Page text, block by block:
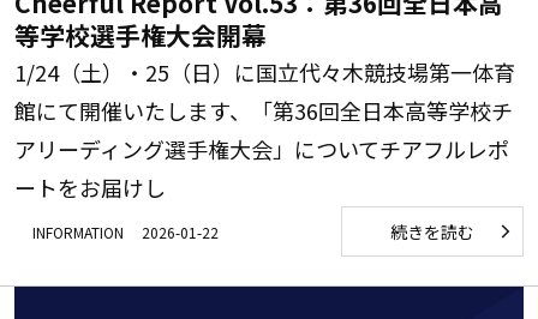
等学校選手権大会開幕
1/24（土）・25（日）に国立代々木競技場第一体育
館にて開催いたします、「第36回全日本高等学校チ
アリーディング選手権大会」についてチアフルレポ
ートをお届けし
INFORMATION 2026-01-22 続きを読む